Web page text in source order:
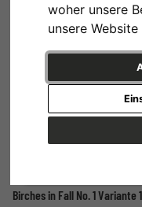
woher unsere
unsere
Birches in Fall No. 1 Variante